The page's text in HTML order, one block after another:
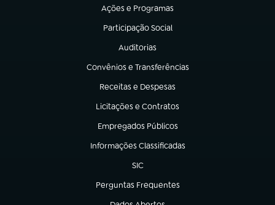
Ações e Programas
(abre em nova aba)
Participação Social
(abre em nova aba)
Auditorias
(abre em nova aba)
Convênios e Transferências
(abre em nova aba)
Receitas e Despesas
(abre em nova aba)
Licitações e Contratos
(abre em nova aba)
Empregados Públicos
(abre em nova aba)
Informações Classificadas
(abre em nova aba)
SIC
(abre em nova aba)
Perguntas Frequentes
(abre em nova aba)